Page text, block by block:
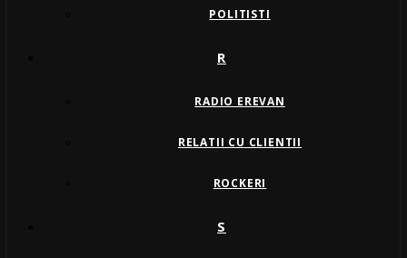
POLITISTI
R
RADIO EREVAN
RELATII CU CLIENTII
ROCKERI
S